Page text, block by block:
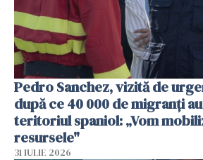
Pedro Sanchez, vizită de
după ce 40 000 de migranți
teritoriul spaniol: „Vom
resursele"
31 IULIE 2026